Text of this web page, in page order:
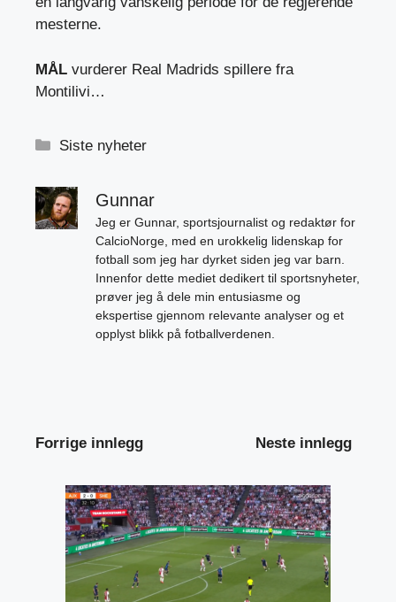
mesterne.
MÅL vurderer Real Madrids spillere fra
Montilivi…
Kategorier
Siste nyheter
Gunnar
Jeg er Gunnar, sportsjournalist og redaktør for
CalcioNorge, med en urokkelig lidenskap for
fotball som jeg har dyrket siden jeg var barn.
Innenfor dette mediet dedikert til sportsnyheter,
prøver jeg å dele min entusiasme og
ekspertise gjennom relevante analyser og et
opplyst blikk på fotballverdenen.
Forrige innlegg Neste innlegg